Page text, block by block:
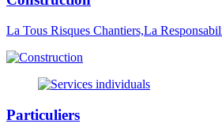
La Tous Risques Chantiers,La
Particuliers